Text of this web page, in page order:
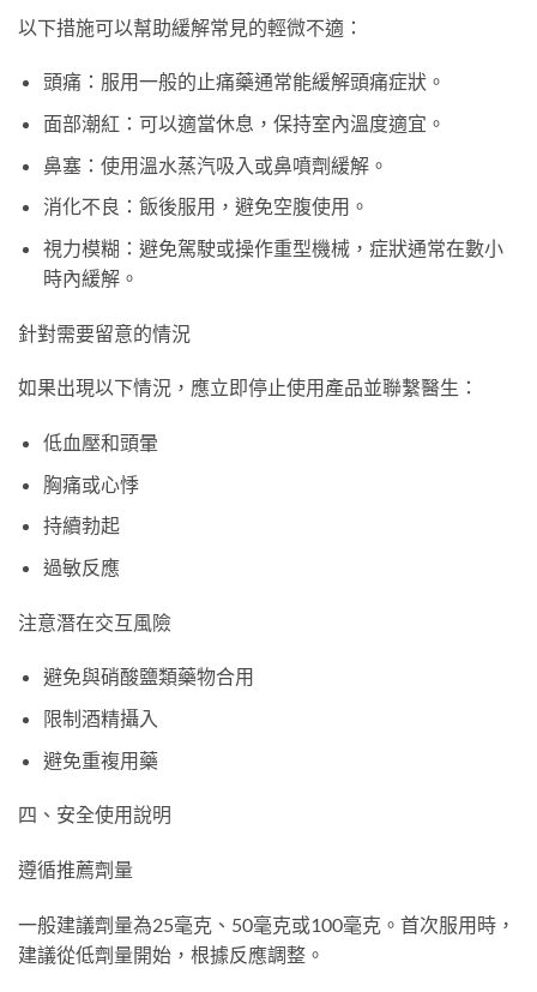
以下措施可以幫助緩解常見的輕微不適：
頭痛：服用一般的止痛藥通常能緩解頭痛症狀。
面部潮紅：可以適當休息，保持室內溫度適宜。
鼻塞：使用溫水蒸汽吸入或鼻噴劑緩解。
消化不良：飯後服用，避免空腹使用。
視力模糊：避免駕駛或操作重型機械，症狀通常在數小
時內緩解。
針對需要留意的情況
如果出現以下情況，應立即停止使用產品並聯繫醫生：
低血壓和頭暈
胸痛或心悸
持續勃起
過敏反應
注意潛在交互風險
避免與硝酸鹽類藥物合用
限制酒精攝入
避免重複用藥
四、安全使用說明
遵循推薦劑量
一般建議劑量為25毫克、50毫克或100毫克。首次服用時，
建議從低劑量開始，根據反應調整。